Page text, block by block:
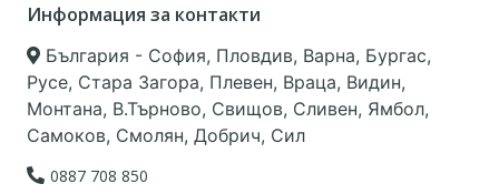
Информация за контакти
България - София, Пловдив, Варна, Бургас,
Русе, Стара Загора, Плевен, Враца, Видин,
Монтана, В.Търново, Свищов, Сливен, Ямбол,
Самоков, Смолян, Добрич, Сил
0887 708 850